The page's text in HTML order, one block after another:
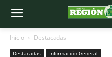
Inicio Destacadas
Destacadas Información General